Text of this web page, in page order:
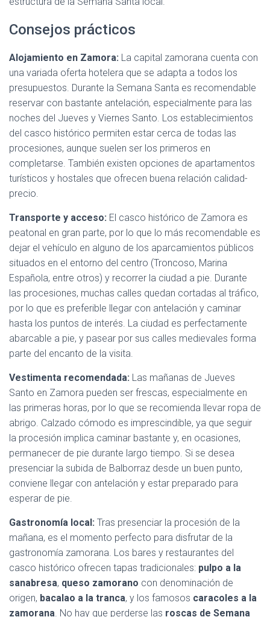
Consejos prácticos
Alojamiento en Zamora: La capital zamorana cuenta con
una variada oferta hotelera que se adapta a todos los
presupuestos. Durante la Semana Santa es recomendable
reservar con bastante antelación, especialmente para las
noches del Jueves y Viernes Santo. Los establecimientos
del casco histórico permiten estar cerca de todas las
procesiones, aunque suelen ser los primeros en
completarse. También existen opciones de apartamentos
turísticos y hostales que ofrecen buena relación calidad-
precio.
Transporte y acceso: El casco histórico de Zamora es
peatonal en gran parte, por lo que lo más recomendable es
dejar el vehículo en alguno de los aparcamientos públicos
situados en el entorno del centro (Troncoso, Marina
Española, entre otros) y recorrer la ciudad a pie. Durante
las procesiones, muchas calles quedan cortadas al tráfico,
por lo que es preferible llegar con antelación y caminar
hasta los puntos de interés. La ciudad es perfectamente
abarcable a pie, y pasear por sus calles medievales forma
parte del encanto de la visita.
Vestimenta recomendada: Las mañanas de Jueves
Santo en Zamora pueden ser frescas, especialmente en
las primeras horas, por lo que se recomienda llevar ropa de
abrigo. Calzado cómodo es imprescindible, ya que seguir
la procesión implica caminar bastante y, en ocasiones,
permanecer de pie durante largo tiempo. Si se desea
presenciar la subida de Balborraz desde un buen punto,
conviene llegar con antelación y estar preparado para
esperar de pie.
Gastronomía local: Tras presenciar la procesión de la
mañana, es el momento perfecto para disfrutar de la
gastronomía zamorana. Los bares y restaurantes del
casco histórico ofrecen tapas tradicionales: pulpo a la
sanabresa, queso zamorano con denominación de
origen, bacalao a la tranca, y los famosos caracoles a la
zamorana . No hay que perderse las roscas de Semana